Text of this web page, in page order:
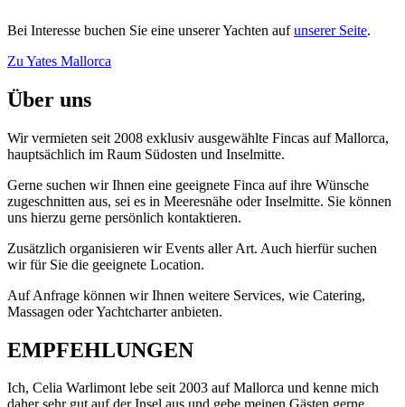
Bei Interesse buchen Sie eine unserer Yachten aufunserer Seite.
Zu Yates Mallorca
Über uns
Wir vermieten seit 2008 exklusiv ausgewählte Fincas auf Mallorca,
hauptsächlich im Raum Südosten und Inselmitte.
Gerne suchen wir Ihnen eine geeignete Finca auf ihre Wünsche
zugeschnitten aus, sei es in Meeresnähe oder Inselmitte. Sie können
uns hierzu gerne persönlich kontaktieren.
Zusätzlich organisieren wir Events aller Art. Auch hierfür suchen
wir für Sie die geeignete Location.
Auf Anfrage können wir Ihnen weitere Services, wie Catering,
Massagen oder Yachtcharter anbieten.
EMPFEHLUNGEN
Ich, Celia Warlimont lebe seit 2003 auf Mallorca und kenne mich